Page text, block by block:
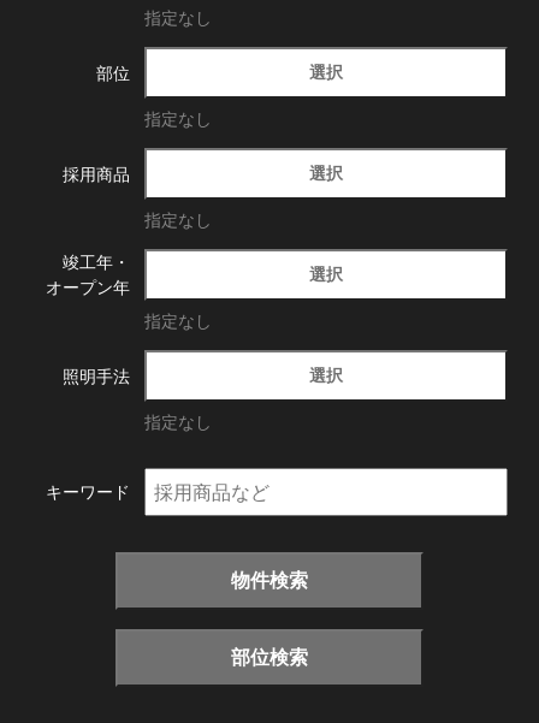
指定なし
部位 選択
指定なし
採用商品 選択
指定なし
竣工年・
オープン年
選択
指定なし
照明手法 選択
指定なし
キーワード
物件検索
部位検索